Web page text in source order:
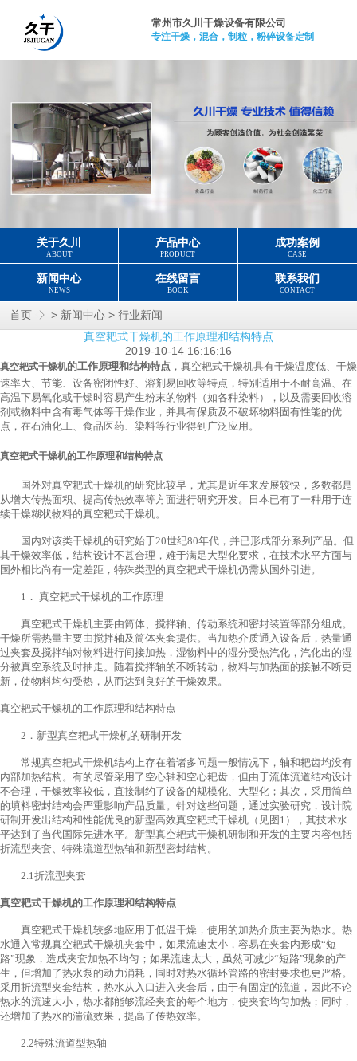
常州市久川干燥设备有限公司
专注干燥，混合，制粒，粉碎设备定制
关于久川
ABOUT
产品中心
PRODUCT
成功案例
CASE
新闻中心
NEWS
在线留言
BOOK
联系我们
CONTACT
首页 > 新闻中心 > 行业新闻
真空耙式干燥机的工作原理和结构特点
2019-10-14 16:16:16
真空耙式干燥机的工作原理和结构特点 ，真空耙式干燥机具有干燥温度低、干燥
速率大、节能、设备密闭性好、溶剂易回收等特点，特别适用于不耐高温、在
高温下易氧化或干燥时容易产生粉末的物料（如各种染料），以及需要回收溶
剂或物料中含有毒气体等干燥作业，并具有保质及不破坏物料固有性能的优
点，在石油化工、食品医药、染料等行业得到广泛应用。
真空耙式干燥机的工作原理和结构特点
国外对真空耙式干燥机的研究比较早，尤其是近年来发展较快，多数都是
从增大传热面积、提高传热效率等方面进行研究开发。日本已有了一种用于连
续干燥糊状物料的真空耙式干燥机。
国内对该类干燥机的研究始于20世纪80年代，并已形成部分系列产品。但
其干燥效率低，结构设计不甚合理，难于满足大型化要求，在技术水平方面与
国外相比尚有一定差距，特殊类型的真空耙式干燥机仍需从国外引进。
1． 真空耙式干燥机的工作原理
真空耙式干燥机主要由筒体、搅拌轴、传动系统和密封装置等部分组成。
干燥所需热量主要由搅拌轴及筒体夹套提供。当加热介质通入设备后，热量通
过夹套及搅拌轴对物料进行间接加热，湿物料中的湿分受热汽化，汽化出的湿
分被真空系统及时抽走。随着搅拌轴的不断转动，物料与加热面的接触不断更
新，使物料均匀受热，从而达到良好的干燥效果。
真空耙式干燥机的工作原理和结构特点
2．新型真空耙式干燥机的研制开发
常规真空耙式干燥机结构上存在着诸多问题一般情况下，轴和耙齿均没有
内部加热结构。有的尽管采用了空心轴和空心耙齿，但由于流体流道结构设计
不合理，干燥效率较低，直接制约了设备的规模化、大型化；其次，采用简单
的填料密封结构会严重影响产品质量。针对这些问题，通过实验研究，设计院
研制开发出结构和性能优良的新型高效真空耙式干燥机（见图1），其技术水
平达到了当代国际先进水平。新型真空耙式干燥机研制和开发的主要内容包括
折流型夹套、特殊流道型热轴和新型密封结构。
2.1折流型夹套
真空耙式干燥机的工作原理和结构特点
真空耙式干燥机较多地应用于低温干燥，使用的加热介质主要为热水。热
水通入常规真空耙式干燥机夹套中，如果流速太小，容易在夹套内形成“短
路”现象，造成夹套加热不均匀；如果流速太大，虽然可减少“短路”现象的产
生，但增加了热水泵的动力消耗，同时对热水循环管路的密封要求也更严格。
采用折流型夹套结构，热水从入口进入夹套后，由于有固定的流道，因此不论
热水的流速大小，热水都能够流经夹套的每个地方，使夹套均匀加热；同时，
还增加了热水的湍流效果，提高了传热效率。
2.2特殊流道型热轴